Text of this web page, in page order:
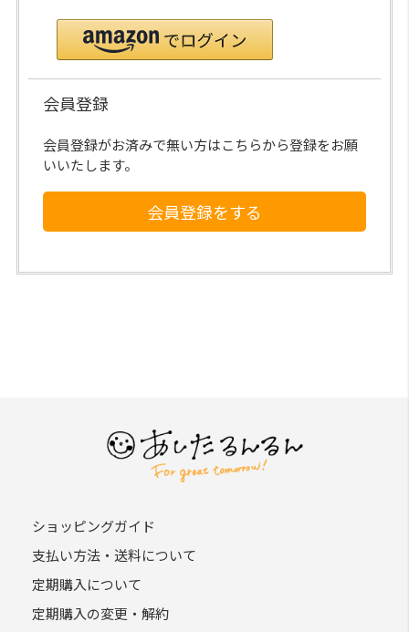
会員登録
会員登録がお済みで無い方はこちらから登録をお願
いいたします。
会員登録をする
ショッピングガイド
支払い方法・送料について
定期購入について
定期購入の変更・解約